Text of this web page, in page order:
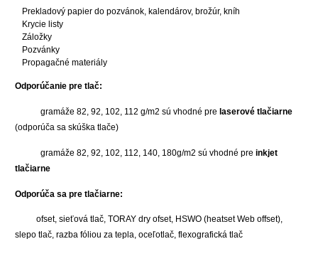
Prekladový papier do pozvánok, kalendárov, brožúr, kníh
Krycie listy
Záložky
Pozvánky
Propagačné materiály
Odporúčanie pre tlač:
gramáže 82, 92, 102, 112 g/m2 sú vhodné pre laserové tlačiarne
(odporúča sa skúška tlače)
gramáže 82, 92, 102, 112, 140, 180g/m2 sú vhodné preinkjet
tlačiarne
Odporúča sa pre tlačiarne:
ofset, sieťová tlač, TORAY dry ofset, HSWO (heatset Web offset),
slepo tlač, razba fóliou za tepla, oceľotlač, flexografická tlač